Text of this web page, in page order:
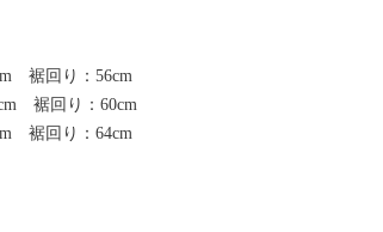
裾回り：56cm
裾回り：60cm
裾回り：64cm